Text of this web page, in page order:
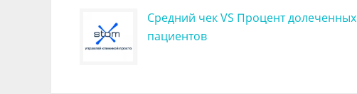
Средний чек VS Процент долеченных
пациентов